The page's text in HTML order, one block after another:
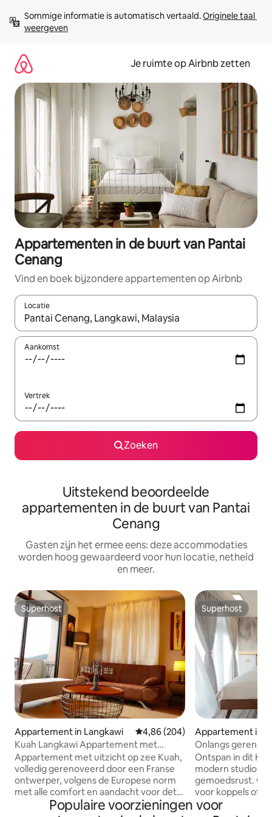
direct
naar
Sommige informatie is automatisch vertaald. Originele taal
weergeven
Je ruimte op Airbnb zetten
Appartementen in de buurt van Pantai
Cenang
Vind en boek bijzondere appartementen op Airbnb
Locatie
Wanneer er suggesties beschikbaar zijn, maak je een keuze
Aankomst
Vertrek
Zoeken
Uitstekend beoordeelde
appartementen in de buurt van Pantai
Cenang
Gasten zijn het ermee eens: deze accommodaties
worden hoog gewaardeerd voor hun locatie, netheid
en meer.
Superhost
Superhost
Appartement in Langkawi Gemiddelde beoordeling van
4,86 (204)
Kuah Langkawi Appartement met
panoramisch uitzicht
Appartement met uitzicht op zee Kuah,
volledig gerenoveerd door een Franse
ontwerper, volgens de Europese norm
met alle comfort en aandacht voor detail
om het verblijf van onze reizigers
Superhost
Superhost
Appartement in
Onlangs
balkon met
Ontspan in dit
modern studio-
gemoedsrust.
voor koppels of
personen, ver
Populaire voorzieningen voor